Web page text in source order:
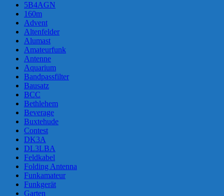
5B4AGN
160m
Advent
Altenfelder
Alumast
Amateurfunk
Antenne
Aquarium
Bandpassfilter
Bausatz
BCC
Bethlehem
Beverage
Buxtehude
Contest
DK3A
DL3LBA
Feldkabel
Folding Antenna
Funkamateur
Funkgerät
Garten